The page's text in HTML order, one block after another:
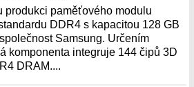
produkci paměťového modulu
DDR4 s kapacitou 128 GB
Samsung. Určením
komponenta integruje 144 čipů 3D
DRAM....